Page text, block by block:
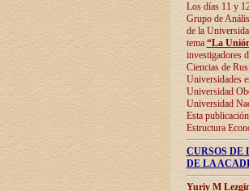
Los días 11 y
Grupo de
de la
tema “La
investigadores
Ciencias de
Universidades
Universidad
Universidad
Esta
Estructura
CURSOS
DE LA
Yuriy M